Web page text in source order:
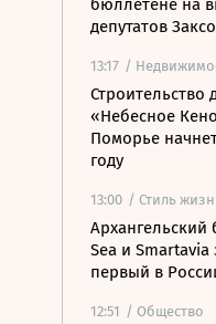
бюллетене на
депутатов
13:17 /
Строительство
«Небесное
Поморье
году
13:00 / Стиль
Архангельский
Sea и Smartavia
первый в
12:51 / Общество